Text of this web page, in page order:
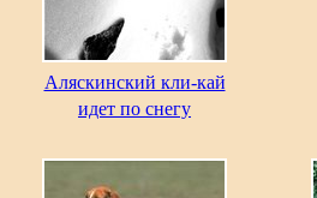
Аляскинский кли-кай
идет по снегу